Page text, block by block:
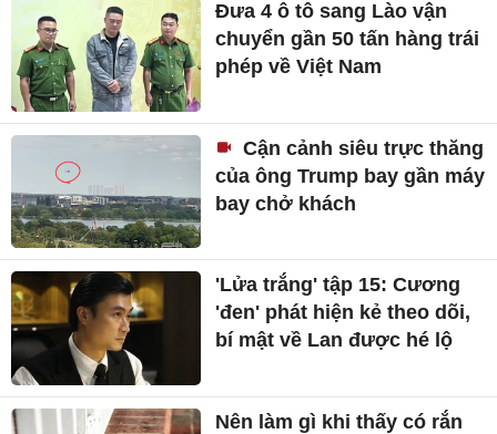
Đưa 4 ô tô sang Lào vận
chuyển gần 50 tấn hàng trái
phép về Việt Nam
Cận cảnh siêu trực thăng
của ông Trump bay gần máy
bay chở khách
'Lửa trắng' tập 15: Cương
'đen' phát hiện kẻ theo dõi,
bí mật về Lan được hé lộ
Nên làm gì khi thấy có rắn